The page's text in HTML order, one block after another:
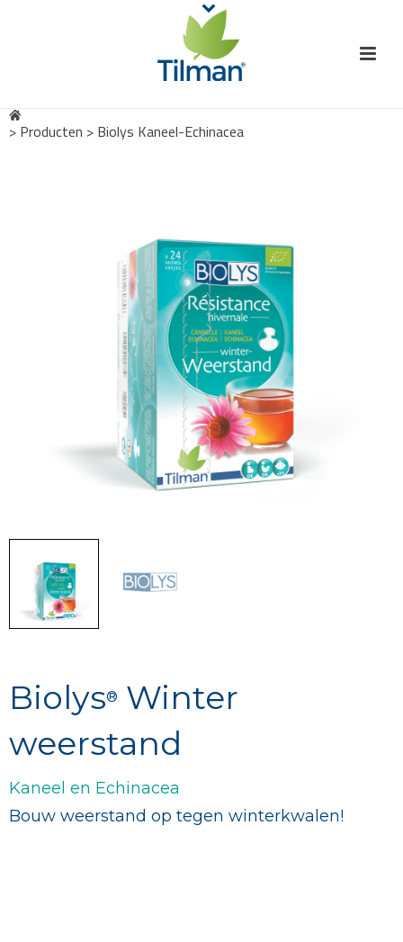
> Producten > Biolys Kaneel-Echinacea
Biolys® Winter
weerstand
Kaneel en Echinacea
Bouw weerstand op tegen winterkwalen!